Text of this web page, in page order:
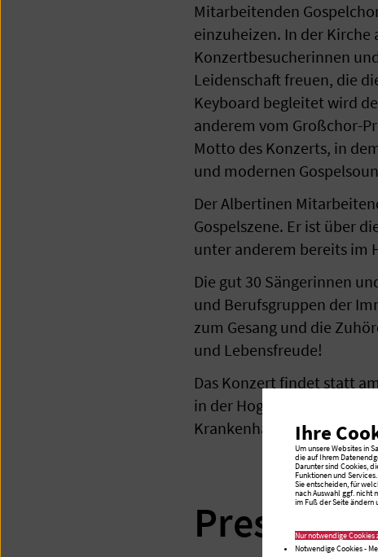
Mitarbeitenden
einzuheizen. In der
Konzertbesucherinnen
Leidenschaft freuen, die
Keyboard begleitet wird
anderem vom Großchor-
Motto des Konzerts, in
und modernen
Der Albertinen
Gospelszene. Er ist über
unter anderem bereits im
Die gut 30 Sängerinnen
und Berufsgruppen der
zum Gesang und die
und Lebensfreude!
Das Konzert findet statt
in der Hogenfelder Straße
Krankenhaus in der
Ihre
Um unsere Websites in
die auf Ihrem
Darunter sind Cookies,
Funktionen und
Sie entscheiden, für
nach Auswahl ggf. nicht
im Fuß der Seite ändern
Nur notwendige Cookies
Notwendige Cookies -